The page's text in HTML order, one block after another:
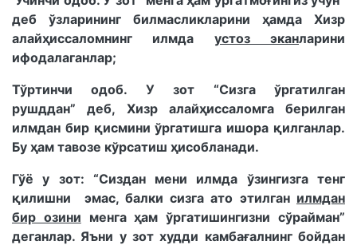
деб ўзларининг билмасликларини ҳамда Хизр
алайҳиссаломнинг илмда устоз эканларини
ифодалаганлар;
Тўртинчи одоб. У зот “Сизга ўргатилган
рушддан” деб, Хизр алайҳиссаломга берилган
илмдан бир қисмини ўргатишга ишора қилганлар.
Бу ҳам тавозе кўрсатиш ҳисобланади.
Гўё у зот: “Сиздан мени илмда ўзингизга тенг
қилишни эмас, балки сизга ато этилган илмдан
бир озини менга ҳам ўргатишингизни сўрайман”
деганлар. Яъни у зот худди камбағалнинг бойдан